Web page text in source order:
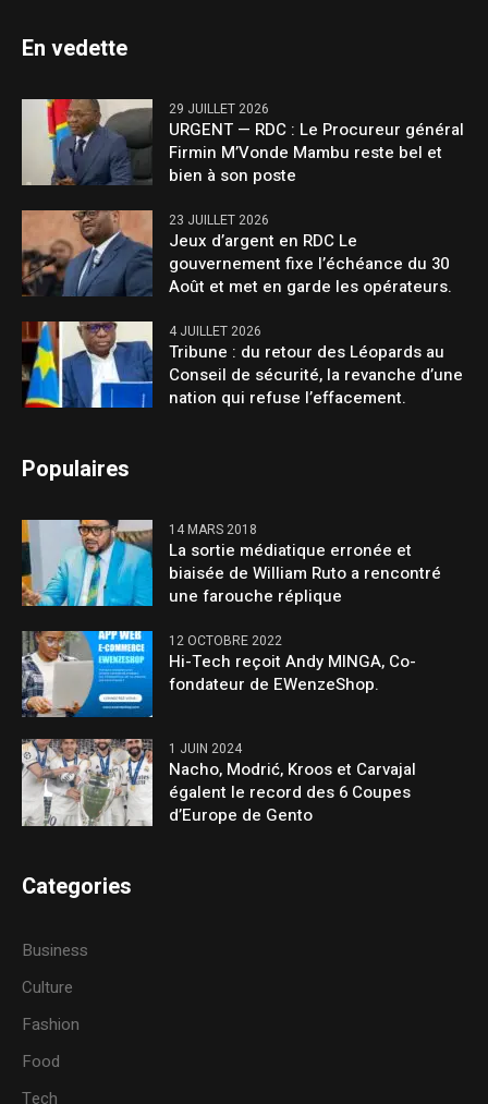
En vedette
29 JUILLET 2026
URGENT — RDC : Le Procureur général
Firmin M’Vonde Mambu reste bel et
bien à son poste
23 JUILLET 2026
Jeux d’argent en RDC Le
gouvernement fixe l’échéance du 30
Août et met en garde les opérateurs.
4 JUILLET 2026
Tribune : du retour des Léopards au
Conseil de sécurité, la revanche d’une
nation qui refuse l’effacement.
Populaires
14 MARS 2018
La sortie médiatique erronée et
biaisée de William Ruto a rencontré
une farouche réplique
12 OCTOBRE 2022
Hi-Tech reçoit Andy MINGA, Co-
fondateur de EWenzeShop.
1 JUIN 2024
Nacho, Modrić, Kroos et Carvajal
égalent le record des 6 Coupes
d’Europe de Gento
Categories
Business
Culture
Fashion
Food
Tech